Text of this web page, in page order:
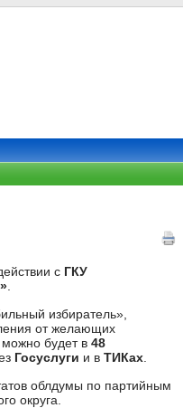
с ГКУ
избиратель»,
от желающих
будет в 48
Госуслуги и в ТИКах
облдумы по партийным
округа.